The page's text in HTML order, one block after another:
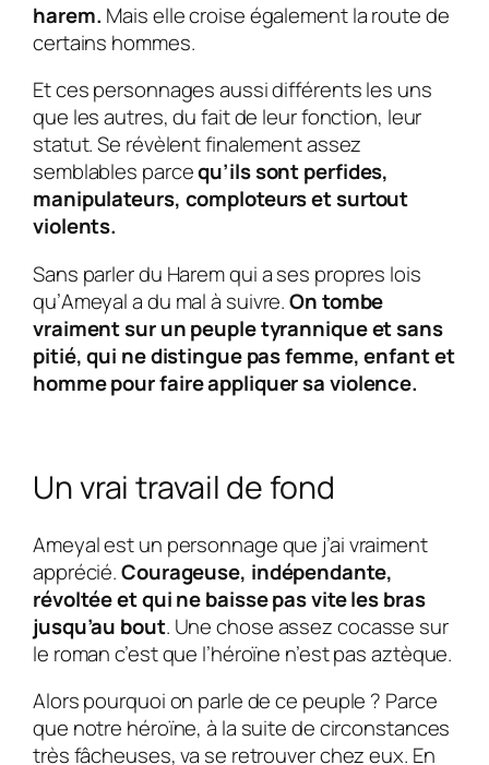
harem. Mais elle croise également la route de
certains hommes.
Et ces personnages aussi différents les uns
que les autres, du fait de leur fonction, leur
statut. Se révèlent finalement assez
semblables parcequ’ils sont perfides,
manipulateurs, comploteurs et surtout
violents.
Sans parler du Haremqui a ses propres lois
qu’Ameyala du mal à suivre.On tombe
vraiment sur un peuple tyrannique et sans
pitié, qui ne distingue pas femme, enfant et
homme pour faire appliquer sa violence.
Un vrai travail de fond
Ameyalest un personnage que j’ai vraiment
apprécié.Courageuse, indépendante,
révoltée et qui ne baisse pas vite les bras
jusqu’au bout. Une chose assez cocasse sur
le roman c’est que l’héroïne n’est pas aztèque.
Alors pourquoi on parle de ce peuple ? Parce
que notre héroïne, à la suite de circonstances
très fâcheuses, va se retrouver chez eux. En